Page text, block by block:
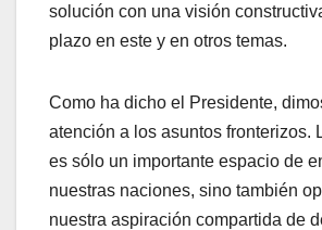
solución con una visión
plazo en este y en otros temas.
Como ha dicho el Presidente,
atención a los asuntos fronterizos.
es sólo un importante espacio de
nuestras naciones, sino también
nuestra aspiración compartida de